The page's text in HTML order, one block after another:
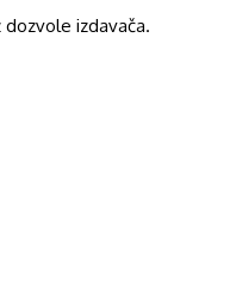
dozvole izdavača.